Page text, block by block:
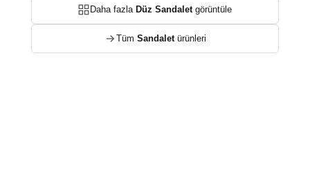
Daha fazla Düz Sandaletgörüntüle
Tüm Sandaletürünleri